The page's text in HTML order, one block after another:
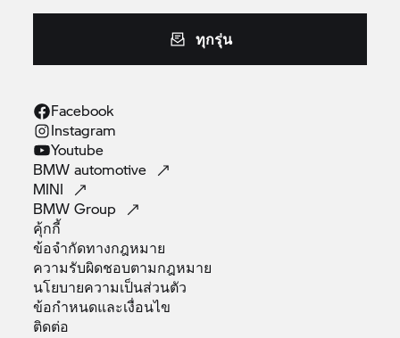
ทุกรุ่น
Facebook
Instagram
Youtube
BMWautomotive
MINI
BMWGroup
คุ้กกี้
ข้อจำกัดทางกฎหมาย
ความรับผิดชอบตามกฎหมาย
นโยบายความเป็นส่วนตัว
ข้อกำหนดและเงื่อนไข
ติดต่อ